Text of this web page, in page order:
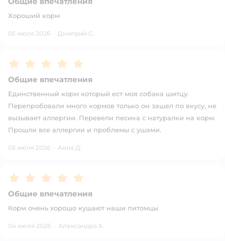
Хороший корм
05 июля 2026 · Дмитрий С.
Рейтинг:5
Общие впечатления
Единственный корм который ест моя собака шитцу.
Перепробовали много кормов только он зашел по вкусу, не
вызывает аллергии. Перевели песика с натуралки на корм.
Прошли все аллергии и проблемы с ушами.
05 июля 2026 · Анна Д.
Рейтинг:5
Общие впечатления
Корм очень хорошо кушают наши питомцы
04 июля 2026 · Александра Х.